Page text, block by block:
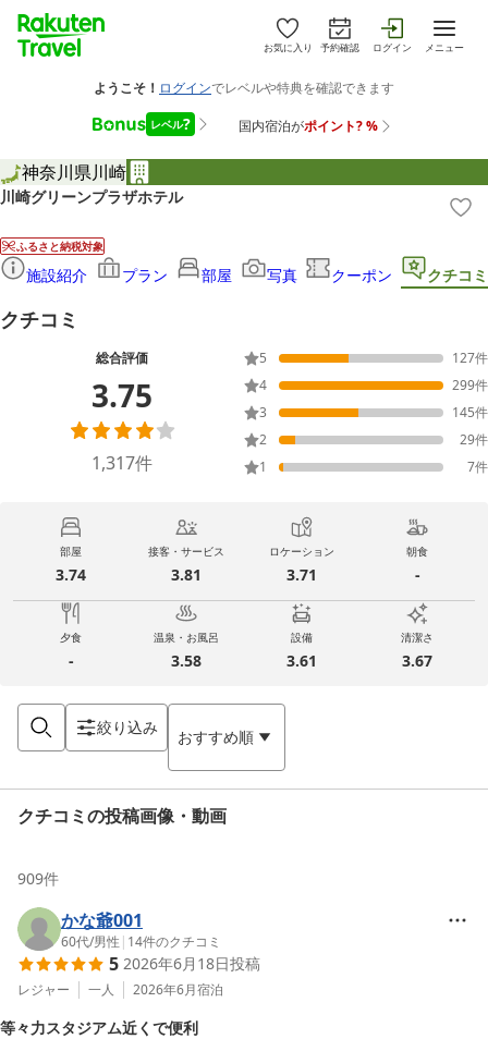
お気に入り 予約確認 ログイン メニュー
神奈川県川崎
川崎グリーンプラザホテル
ふるさと納税対象
施設紹介 プラン 部屋 写真 クーポン クチコミ
クチコミ
総合評価
3.75
1,317件
5 127件
4
299件
3
145件
2
29件
1
7件
部屋
3.74
接客・サービス
3.81
ロケーション
3.71
朝食
-
夕食
-
温泉・お風呂
3.58
設備
3.61
清潔さ
3.67
絞り込み おすすめ順
クチコミの投稿画像・動画
909件
かな爺001
60代/男性 | 14件のクチコミ
5 2026年6月18日投稿
レジャー 一人 2026年6月宿泊
等々力スタジアム近くで便利